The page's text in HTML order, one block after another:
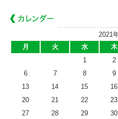
2021
月
火 水 木
1
2
6
7 8 9
13
14 15 16
20
21 22 23
27
28 29 30